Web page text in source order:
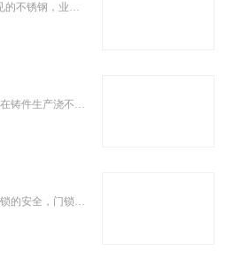
奥氏体304不锈钢是一种很常见的不锈钢，业内也叫做18/8不锈钢。它的金属制品耐高温，加工性能好，因此广泛使用于工业和家具装饰行业和...
焊接平台铸件的壁厚过薄，会出现在铸件生产浇不足，冷隔等铸造缺陷。这是因为该厚度过薄的铸造合金，不能保证足够的容量的液体填充的模具
家居安全首要保障就是门锁的安全，门锁安装不当会带来不少的安全隐患，一般我们购买指纹锁厂家会派专业的师傅安装，在此之前，我们...